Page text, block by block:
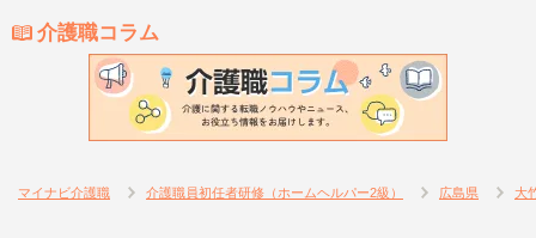
介護職コラム
マイナビ介護職 介護職員初任者研修（ホームヘルパー2級） 広島県 大